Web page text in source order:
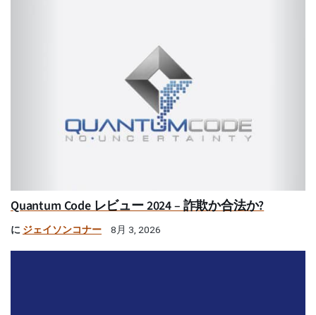
Quantum Code レビュー 2024 – 詐欺か合法か?
に ジェイソンコナー 8月 3, 2026